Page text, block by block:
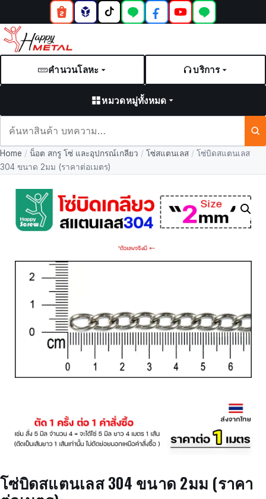
คำนวนโลหะ บริการ
หมวดหมู่ทั้งหมด
และ
บทความ
Home / น็อต สกรู โซ่ และอุปกรณ์เกลียว / โซ่สแตนเลส / โซ่บิดสแตนเลส
304 ขนาด 2มม (ราคาต่อเมตร)
โซ่บิดสแตนเลส 304 ขนาด 2มม (ราคา